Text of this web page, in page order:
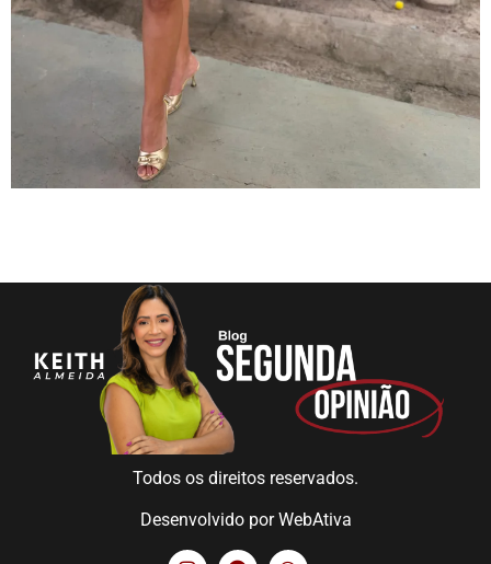
Todos os direitos reservados.
Desenvolvido porWebAtiva